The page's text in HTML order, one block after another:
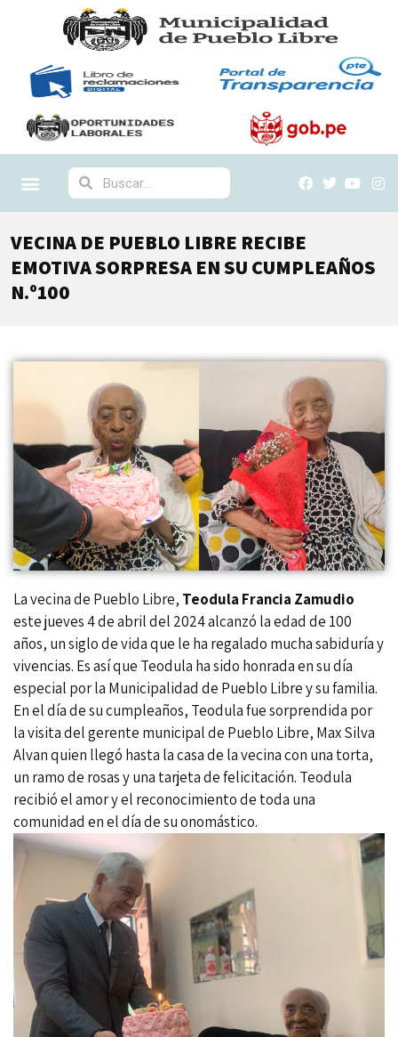
VECINA DE PUEBLO LIBRE RECIBE
EMOTIVA SORPRESA EN SU CUMPLEAÑOS
N.º100
La vecina de Pueblo Libre, Teodula Francia Zamudio
este jueves 4 de abril del 2024 alcanzó la edad de 100
años, un siglo de vida que le ha regalado mucha sabiduría y
vivencias. Es así que Teodula ha sido honrada en su día
especial por la Municipalidad de Pueblo Libre y su familia.
En el día de su cumpleaños, Teodula fue sorprendida por
la visita del gerente municipal de Pueblo Libre, Max Silva
Alvan quien llegó hasta la casa de la vecina con una torta,
un ramo de rosas y una tarjeta de felicitación. Teodula
recibió el amor y el reconocimiento de toda una
comunidad en el día de su onomástico.